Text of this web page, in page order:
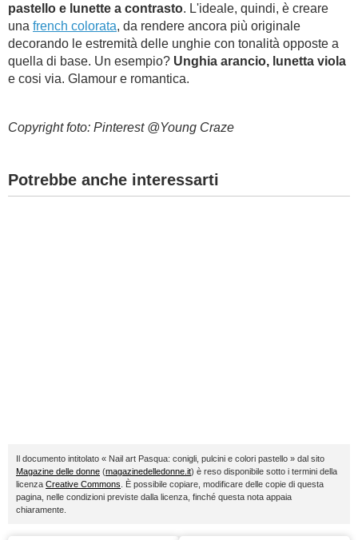
pastello e lunette a contrasto. L'ideale, quindi, è creare
una french colorata, da rendere ancora più originale
decorando le estremità delle unghie con tonalità opposte a
quella di base. Un esempio? Unghia arancio, lunetta viola
e cosi via. Glamour e romantica.
Copyright foto: Pinterest @Young Craze
Potrebbe anche interessarti
Il documento intitolato « Nail art Pasqua: conigli, pulcini e colori pastello » dal sito
Magazine delle donne (magazinedelledonne.it) è reso disponibile sotto i termini della
licenza Creative Commons . È possibile copiare, modificare delle copie di questa
pagina, nelle condizioni previste dalla licenza, finché questa nota appaia
chiaramente.